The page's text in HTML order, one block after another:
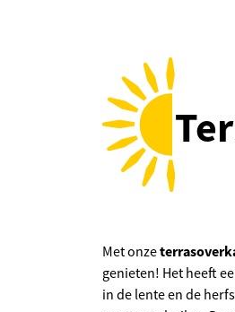
Met onze
genieten! Het heeft
in de lente en de